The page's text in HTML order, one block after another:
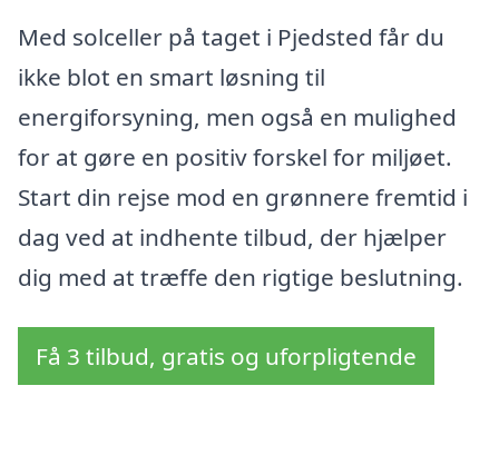
Med solceller på taget i Pjedsted får du
ikke blot en smart løsning til
energiforsyning, men også en mulighed
for at gøre en positiv forskel for miljøet.
Start din rejse mod en grønnere fremtid i
dag ved at indhente tilbud, der hjælper
dig med at træffe den rigtige beslutning.
Få 3 tilbud, gratis og uforpligtende